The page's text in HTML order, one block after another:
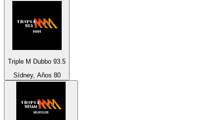
Triple M Dubbo 93.5
Sídney, Años 80